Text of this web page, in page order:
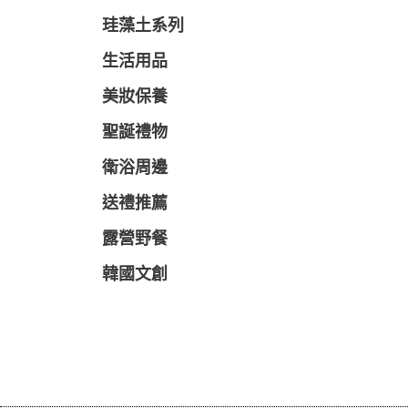
珪藻土系列
生活用品
美妝保養
聖誕禮物
衛浴周邊
送禮推薦
露營野餐
韓國文創